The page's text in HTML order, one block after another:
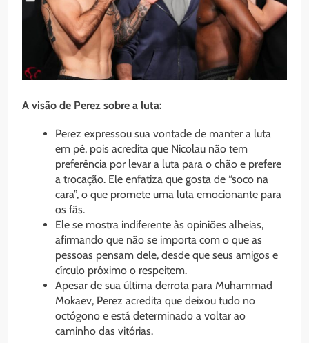
A visão de Perez sobre a luta:
Perez expressou sua vontade de manter a luta
em pé, pois acredita que Nicolau não tem
preferência por levar a luta para o chão e prefere
a trocação. Ele enfatiza que gosta de “soco na
cara”, o que promete uma luta emocionante para
os fãs.
Ele se mostra indiferente às opiniões alheias,
afirmando que não se importa com o que as
pessoas pensam dele, desde que seus amigos e
círculo próximo o respeitem.
Apesar de sua última derrota para Muhammad
Mokaev, Perez acredita que deixou tudo no
octógono e está determinado a voltar ao
caminho das vitórias.